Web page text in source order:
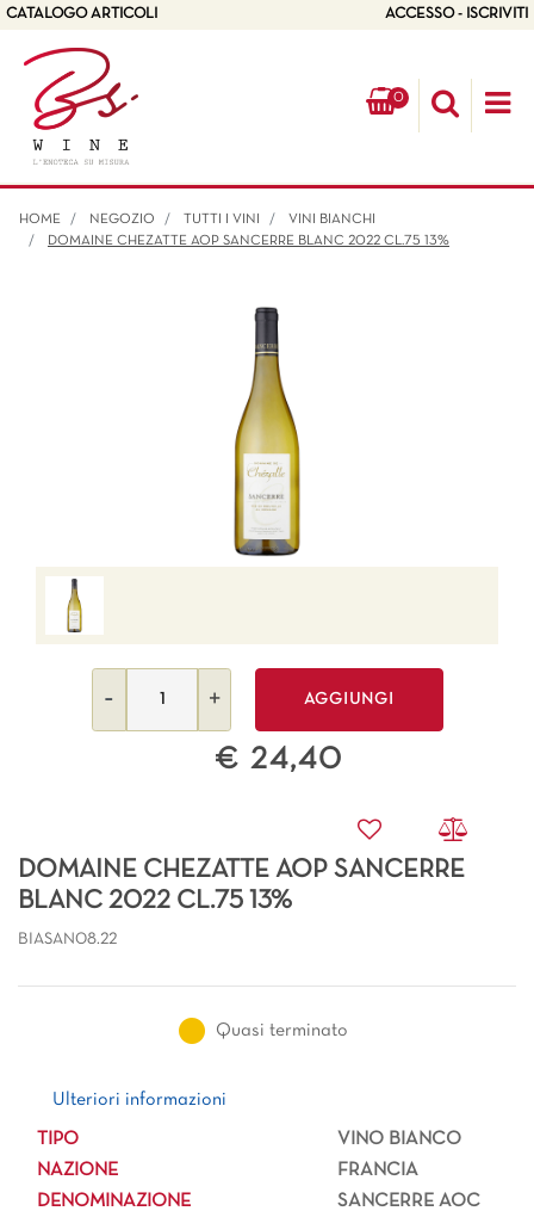
CATALOGO ARTICOLI ACCESSO - ISCRIVITI
0
HOME NEGOZIO TUTTI I VINI
VINI BIANCHI
DOMAINE CHEZATTE AOP SANCERRE BLANC 2022 CL.75 13%
AGGIUNGI
€ 24,40
DOMAINE CHEZATTE AOP SANCERRE
BLANC 2022 CL.75 13%
BIASAN08.22
Quasi terminato
Ulteriori informazioni
Ulteriori informazioni
TIPO
VINO BIANCO
NAZIONE
FRANCIA
DENOMINAZIONE
SANCERRE AOC